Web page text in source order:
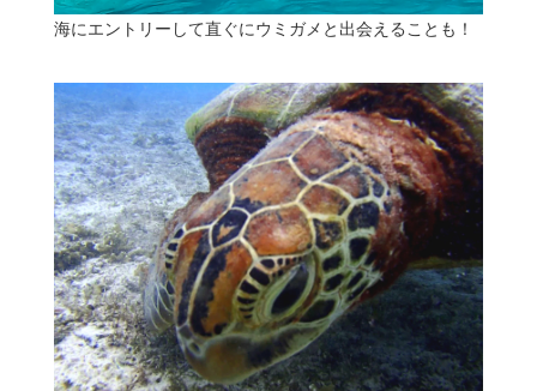
海にエントリーして直ぐにウミガメと出会えることも！